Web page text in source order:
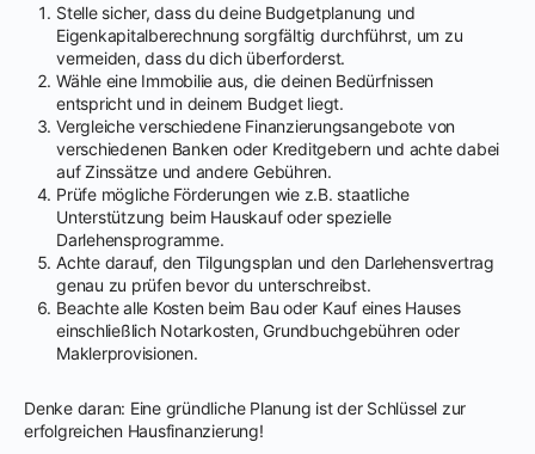
Stelle sicher, dass du deine Budgetplanung und
Eigenkapitalberechnung sorgfältig durchführst, um zu
vermeiden, dass du dich überforderst.
Wähle eine Immobilie aus, die deinen Bedürfnissen
entspricht und in deinem Budget liegt.
Vergleiche verschiedene Finanzierungsangebote von
verschiedenen Banken oder Kreditgebern und achte dabei
auf Zinssätze und andere Gebühren.
Prüfe mögliche Förderungen wie z.B. staatliche
Unterstützung beim Hauskauf oder spezielle
Darlehensprogramme.
Achte darauf, den Tilgungsplan und den Darlehensvertrag
genau zu prüfen bevor du unterschreibst.
Beachte alle Kosten beim Bau oder Kauf eines Hauses
einschließlich Notarkosten, Grundbuchgebühren oder
Maklerprovisionen.
Denke daran: Eine gründliche Planung ist der Schlüssel zur
erfolgreichen Hausfinanzierung!